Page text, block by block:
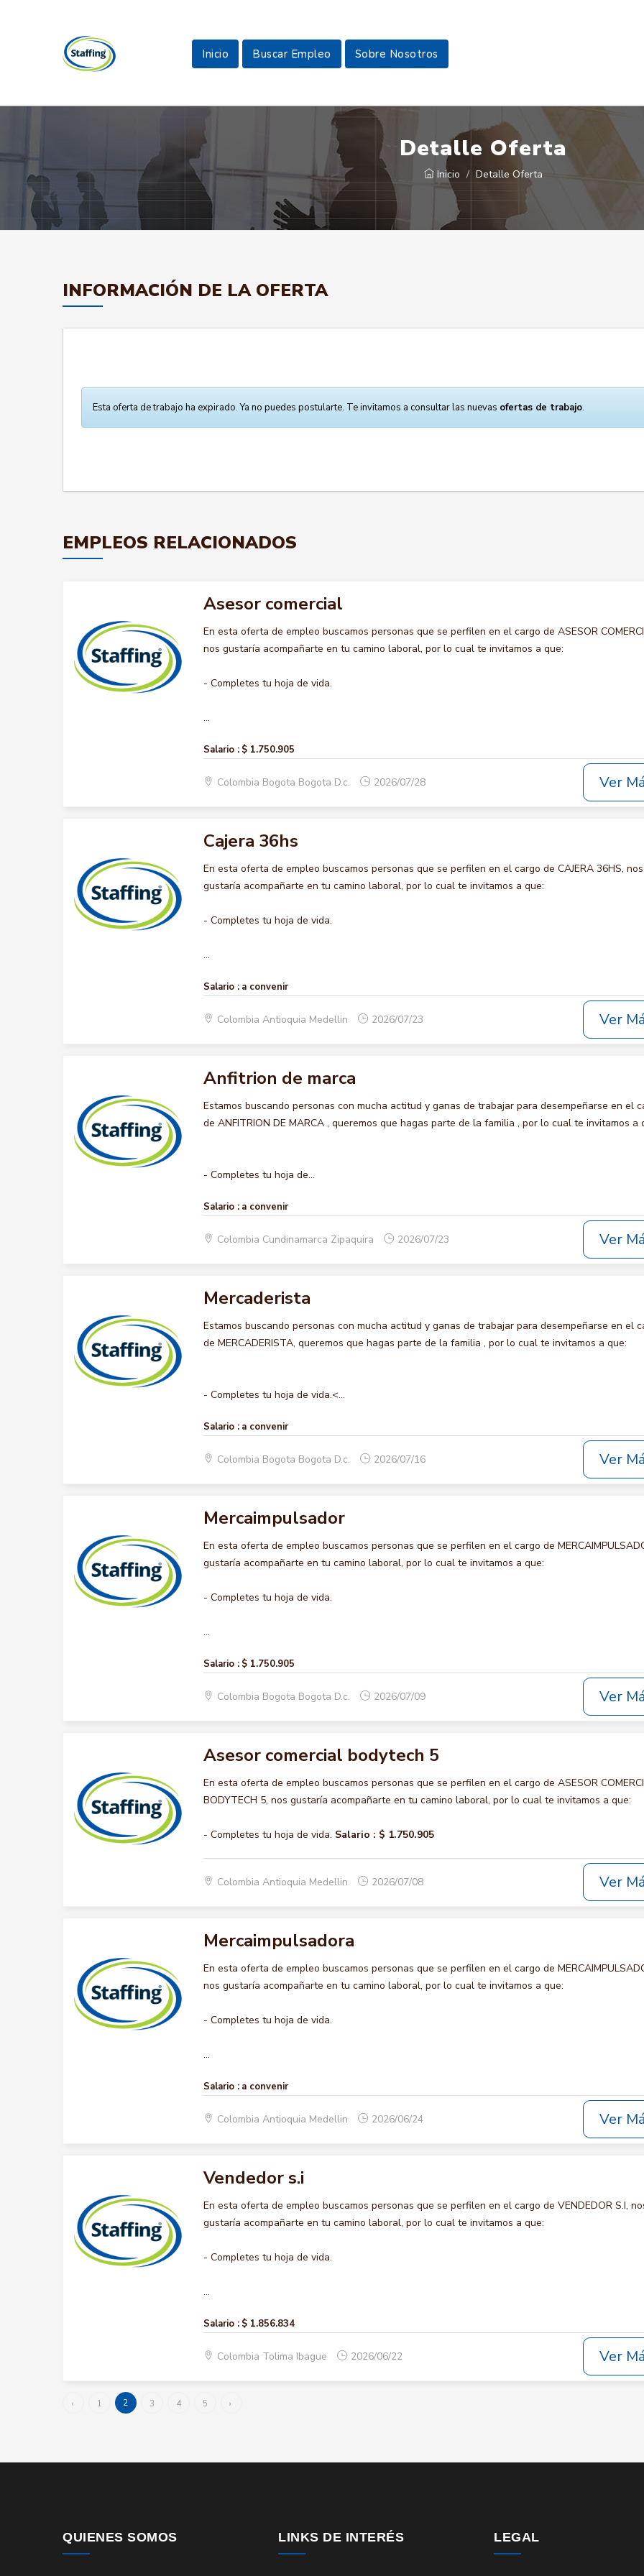
Inicio Buscar Empleo Sobre Nosotros
Detalle Oferta
Inicio Detalle Oferta
INFORMACIÓN DE LA OFERTA
Esta oferta de trabajo ha expirado. Ya no puedes postularte. Te invitamos a consultar las nuevas ofertas de trabajo.
EMPLEOS RELACIONADOS
Asesor comercial
En esta oferta de empleo buscamos personas que se perfilen en el cargo de ASESOR
nos gustaría acompañarte en tu camino laboral, por lo cual te invitamos a que:
- Completes tu hoja de vida.
...
Salario : $ 1.750.905
Colombia Bogota Bogota D.c. 2026/07/28 Ver
Cajera 36hs
En esta oferta de empleo buscamos personas que se perfilen en el cargo de CAJERA 36HS, nos
gustaría acompañarte en tu camino laboral, por lo cual te invitamos a que:
- Completes tu hoja de vida.
...
Salario : a convenir
Colombia Antioquia Medellin 2026/07/23 Ver
Anfitrion de marca
Estamos buscando personas con mucha actitud y ganas de trabajar para desempeñarse en el
de ANFITRION DE MARCA , queremos que hagas parte de la familia , por lo cual te invitamos a
- Completes tu hoja de...
Salario : a convenir
Colombia Cundinamarca Zipaquira 2026/07/23 Ver
Mercaderista
Estamos buscando personas con mucha actitud y ganas de trabajar para desempeñarse en el
de MERCADERISTA, queremos que hagas parte de la familia , por lo cual te invitamos a que:
- Completes tu hoja de vida.<...
Salario : a convenir
Colombia Bogota Bogota D.c. 2026/07/16 Ver
Mercaimpulsador
En esta oferta de empleo buscamos personas que se perfilen en el cargo de
gustaría acompañarte en tu camino laboral, por lo cual te invitamos a que:
- Completes tu hoja de vida.
...
Salario : $ 1.750.905
Colombia Bogota Bogota D.c. 2026/07/09 Ver
Asesor comercial bodytech 5
En esta oferta de empleo buscamos personas que se perfilen en el cargo de ASESOR
BODYTECH 5, nos gustaría acompañarte en tu camino laboral, por lo cual te invitamos a que:
- Completes tu hoja de vida. Salario : $ 1.750.905
Colombia Antioquia Medellin 2026/07/08 Ver
Mercaimpulsadora
En esta oferta de empleo buscamos personas que se perfilen en el cargo de
nos gustaría acompañarte en tu camino laboral, por lo cual te invitamos a que:
- Completes tu hoja de vida.
...
Salario : a convenir
Colombia Antioquia Medellin 2026/06/24 Ver
Vendedor s.i
En esta oferta de empleo buscamos personas que se perfilen en el cargo de VENDEDOR S.I,
gustaría acompañarte en tu camino laboral, por lo cual te invitamos a que:
- Completes tu hoja de vida.
...
Salario : $ 1.856.834
Colombia Tolima Ibague 2026/06/22 Ver
‹ 1 2 3 4 5 ›
QUIENES SOMOS LINKS DE INTERÉS LEGAL